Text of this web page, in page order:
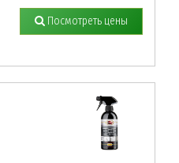
Посмотреть цены